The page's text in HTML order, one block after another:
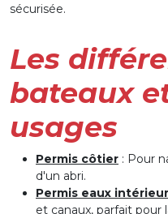
sécurisée.
Les
bateaux
usages
Permis côtier : Pour
d'un abri.
Permis eaux
et canaux, parfait pour